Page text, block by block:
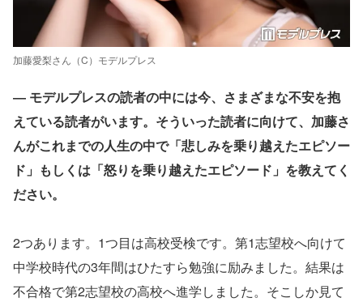
加藤愛梨さん（C）モデルプレス
― モデルプレスの読者の中には今、さまざまな不安を抱
えている読者がいます。そういった読者に向けて、加藤さ
んがこれまでの人生の中で「悲しみを乗り越えたエピソー
ド」もしくは「怒りを乗り越えたエピソード」を教えてく
ださい。
2つあります。1つ目は高校受検です。第1志望校へ向けて
中学校時代の3年間はひたすら勉強に励みました。結果は
不合格で第2志望校の高校へ進学しました。そこしか見て